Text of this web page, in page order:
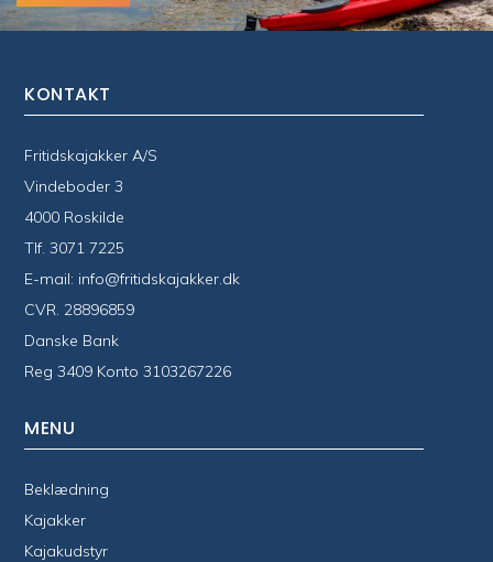
KONTAKT
Fritidskajakker A/S
Vindeboder 3
4000 Roskilde
Tlf.3071 7225
E-mail: info@fritidskajakker.dk
CVR. 28896859
Danske Bank
Reg 3409 Konto 3103267226
MENU
Beklædning
Kajakker
Kajakudstyr